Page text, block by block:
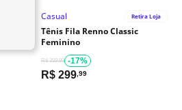
Casual Retira Loja
Tênis Fila Renno Classic
Feminino
R$ 359,99 -17%
R$ 299,99